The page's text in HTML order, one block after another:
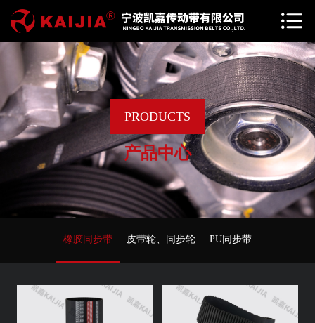
PRODUCTS
产品中心
橡胶同步带 皮带轮、同步轮 PU同步带